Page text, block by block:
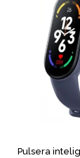
Pulsera